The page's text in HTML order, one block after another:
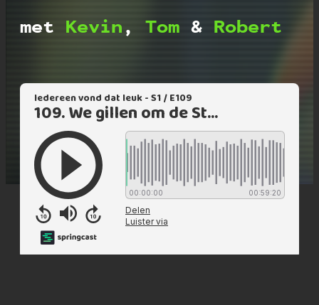
met Kevin , Tom & Robert